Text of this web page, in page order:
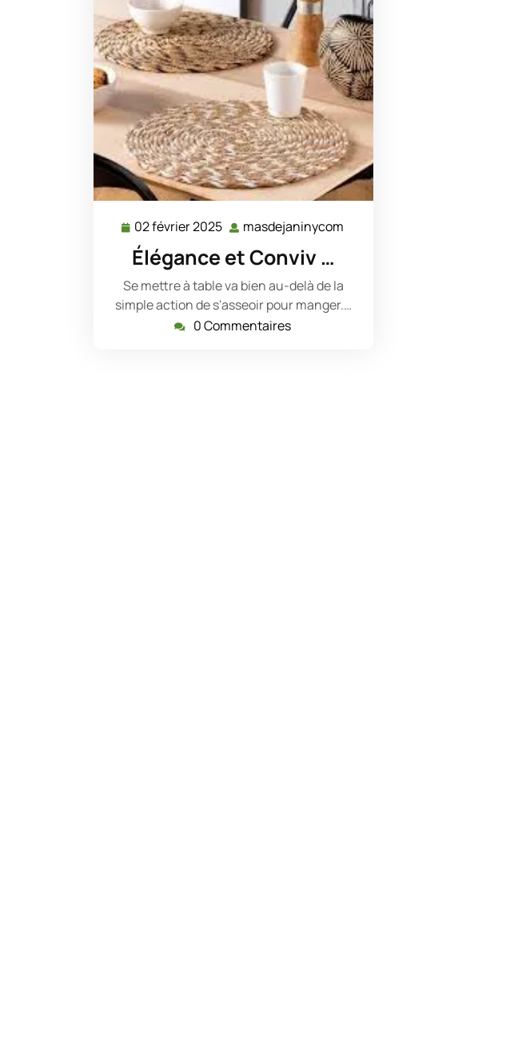
02 février 2025 02
février
2025
masdejaninycom
Élégance et Conviv …
Se mettre à table va bien au-delà de la
simple action de s'asseoir pour manger.…
0 Commentaires